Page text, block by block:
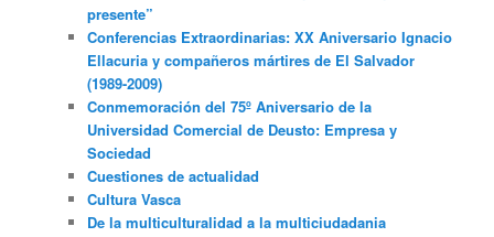
presente”
Conferencias Extraordinarias: XX Aniversario Ignacio
Ellacuria y compañeros mártires de El Salvador
(1989-2009)
Conmemoración del 75º Aniversario de la
Universidad Comercial de Deusto: Empresa y
Sociedad
Cuestiones de actualidad
Cultura Vasca
De la multiculturalidad a la multiciudadania